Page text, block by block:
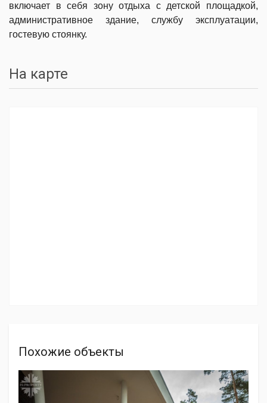
включает в себя зону отдыха с детской площадкой,
административное здание, службу эксплуатации,
гостевую стоянку.
На карте
Похожие объекты